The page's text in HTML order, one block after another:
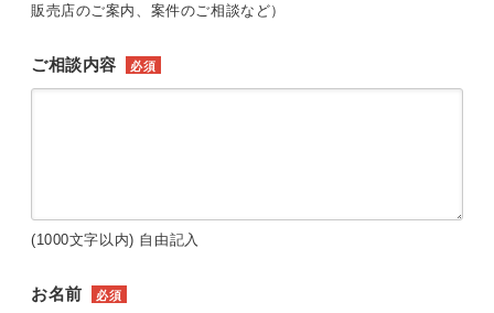
販売店のご案内、案件のご相談など）
ご相談内容 必須
(1000文字以内) 自由記入
お名前 必須